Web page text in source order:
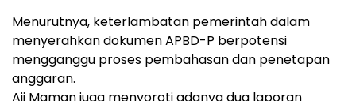
Menurutnya, keterlambatan pemerintah dalam
menyerahkan dokumen APBD-P berpotensi
mengganggu proses pembahasan dan penetapan
anggaran.
Aji Maman juga menyoroti adanya dua laporan